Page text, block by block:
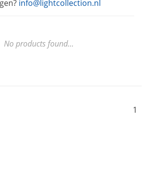
info@lightcollection.nl
No products found...
1